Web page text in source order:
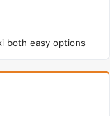
both easy options